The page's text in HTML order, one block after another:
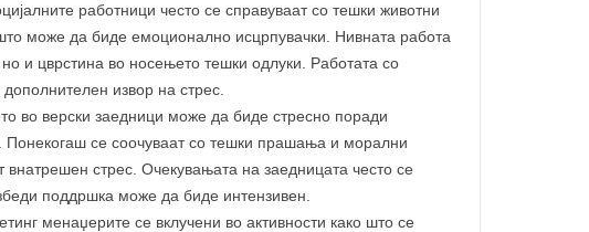
работници често се справуваат со тешки животни
може да биде емоционално исцрпувачки. Нивната работа
и цврстина во носењето тешки одлуки. Работата со
извор на стрес.
во верски заедници може да биде стресно поради
Понекогаш се соочуваат со тешки прашања и морални
стрес. Очекувањата на заедницата често се
поддршка може да биде интензивен.
менаџерите се вклучени во активности како што се